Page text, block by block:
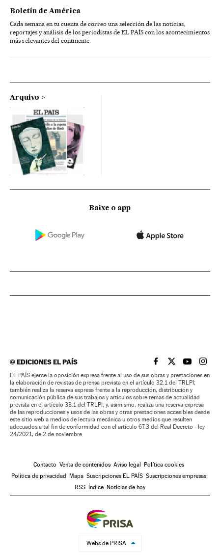
Boletín de América
Cada semana en tu cuenta de correo una selección de las noticias,
reportajes y análisis de los periodistas de EL PAÍS con los acontecimientos
más relevantes del continente.
Arquivo
Baixe o app
©EDICIONES EL PAÍS EL PAÍS BRASIL EN
EL PAÍSEL PAÍS
EL
EL PAÍS ejerce la oposición expresa frente al uso de sus obras y prestaciones en
la elaboración de revistas de prensa prevista en el artículo 32.1 del TRLPI;
también realiza la reserva expresa frente a la reproducción, distribución y
comunicación pública de sus trabajos y artículos sobre temas de actualidad
prevista en el artículo 33.1 del TRLPI; y, asimismo, realiza una reserva expresa
de las reproducciones y usos de las obras y otras prestaciones accesibles desde
este sitio web a medios de lectura mecánica u otros medios que resulten
adecuados a tal fin de conformidad con el artículo 67.3 del Real Decreto - ley
24/2021, de 2 de noviembre
Contacto Venta de contenidos Aviso legal
Política cookies
Política de privacidad
Mapa Suscripciones EL PAÍS Suscripciones empresas
RSS
Índice Noticias de hoy
Webs de PRISA